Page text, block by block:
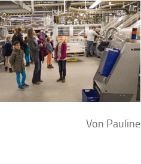
Von Pauline